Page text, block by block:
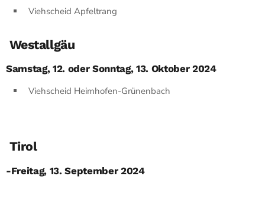
Viehscheid Apfeltrang
Westallgäu
Samstag, 12. oder Sonntag, 13. Oktober 2024
Viehscheid Heimhofen-Grünenbach
Tirol
-Freitag, 13. September 2024